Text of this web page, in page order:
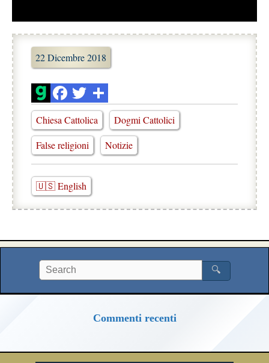
22 Dicembre 2018
Chiesa Cattolica
Dogmi Cattolici
False religioni
Notizie
🇺🇸 English
🔍
Commenti recenti